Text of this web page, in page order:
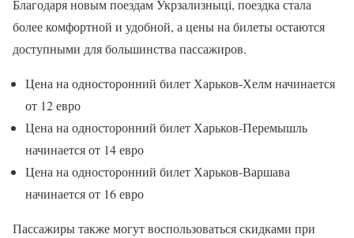
Благодаря новым поездам Укрзализныці, поездка стала
более комфортной и удобной, а цены на билеты остаются
доступными для большинства пассажиров.
Цена на односторонний билет Харьков-Хелм начинается
от 12 евро
Цена на односторонний билет Харьков-Перемышль
начинается от 14 евро
Цена на односторонний билет Харьков-Варшава
начинается от 16 евро
Пассажиры также могут воспользоваться скидками при